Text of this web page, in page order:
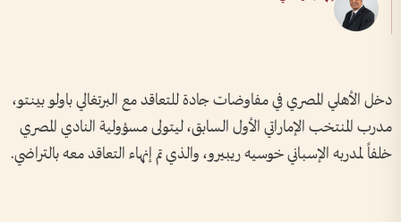
دخل الأهلي المصري في مفاوضات جادة للتعاقد مع البرتغالي باولو بينتو،
مدرب المنتخب الإماراتي الأول السابق، ليتولى مسؤولية النادي المصري
خلفاً لمدربه الإسباني خوسيه ريبيرو، والذي تم إنهاء التعاقد معه بالتراضي.